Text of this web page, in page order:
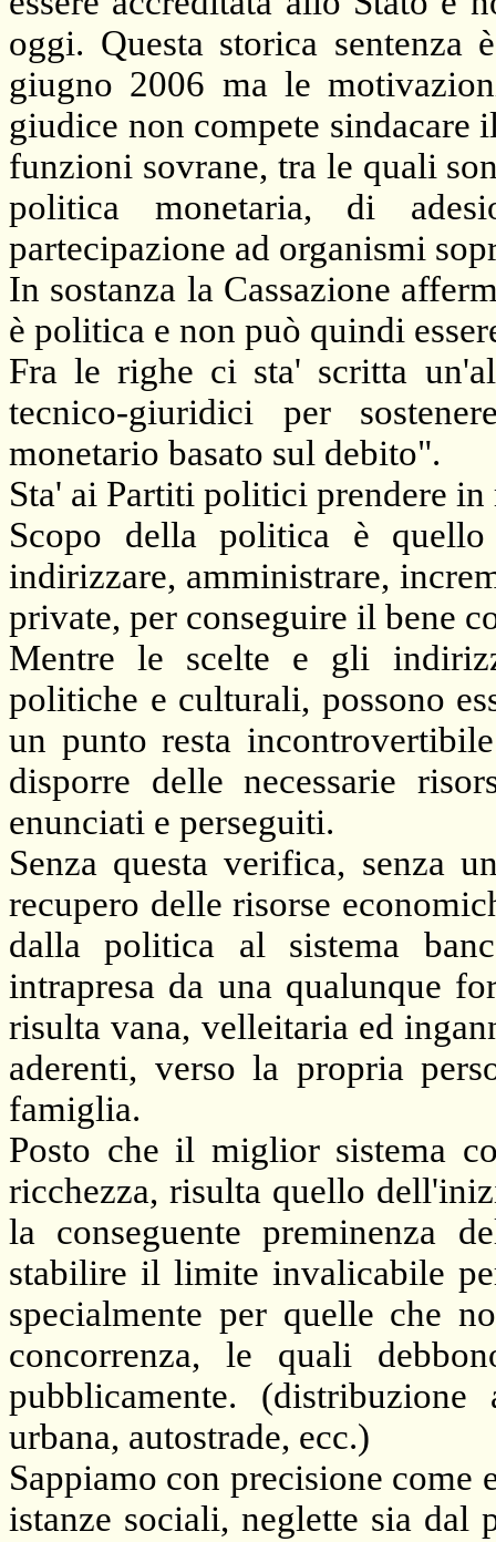
oggi. Questa storica sentenza
giugno 2006 ma le
giudice non compete
funzioni sovrane, tra le quali
politica monetaria, di
partecipazione ad organismi
In sostanza la Cassazione
è politica e non può quindi
Fra le righe ci sta' scritta
tecnico-giuridici per
monetario basato sul debito".
Sta' ai Partiti politici prendere in
Scopo della politica è
indirizzare, amministrare,
private, per conseguire il bene
Mentre le scelte e gli
politiche e culturali, possono
un punto resta
disporre delle necessarie
enunciati e perseguiti.
Senza questa verifica, senza
recupero delle risorse
dalla politica al sistema
intrapresa da una qualunque
risulta vana, velleitaria ed
aderenti, verso la propria
famiglia.
Posto che il miglior sistema
ricchezza, risulta quello
la conseguente preminenza
stabilire il limite invalicabile
specialmente per quelle che
concorrenza, le quali
pubblicamente. (distribuzione
urbana, autostrade, ecc.)
Sappiamo con precisione come
istanze sociali, neglette sia